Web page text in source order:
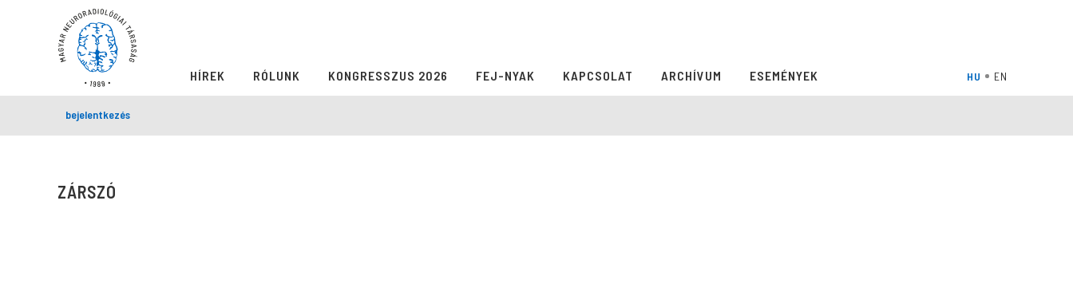
HÍREK RÓLUNK KONGRESSZUS 2026 FEJ-NYAK KAPCSOLAT ARCHÍVUM ESEMÉNYEK
bejelentkezés
ZÁRSZÓ